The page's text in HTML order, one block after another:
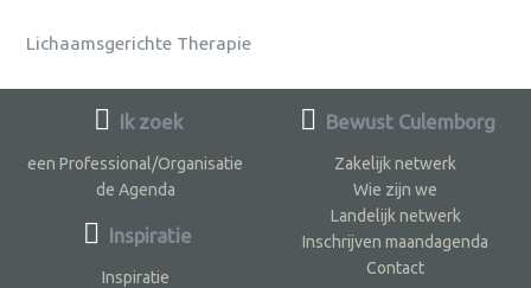
Lichaamsgerichte Therapie
Ik zoek
een Professional/Organisatie
de Agenda
Inspiratie
Inspiratie
Bewust Culemborg
Zakelijk netwerk
Wie zijn we
Landelijk netwerk
Inschrijven maandagenda
Contact